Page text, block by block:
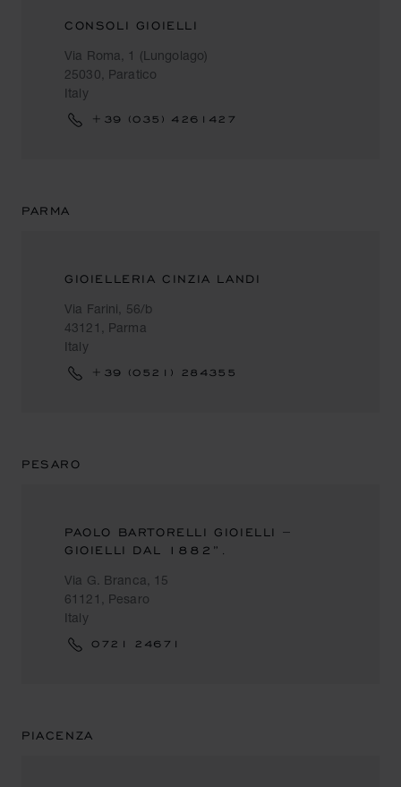
CONSOLI GIOIELLI
Via Roma, 1 (Lungolago)
25030, Paratico
Italy
+39 (035) 4261427
PARMA
GIOIELLERIA CINZIA LANDI
Via Farini, 56/b
43121, Parma
Italy
+39 (0521) 284355
PESARO
PAOLO BARTORELLI GIOIELLI –
GIOIELLI DAL 1882”.
Via G. Branca, 15
61121, Pesaro
Italy
0721 24671
PIACENZA